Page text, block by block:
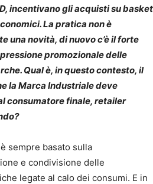
incentivano gli acquisti su basket
La pratica non è
una novità, di nuovo c’è il forte
promozionale delle
Qual è, in questo contesto, il
la Marca Industriale deve
consumatore finale, retailer
sempre basato sulla
e condivisione delle
legate al calo dei consumi. E in